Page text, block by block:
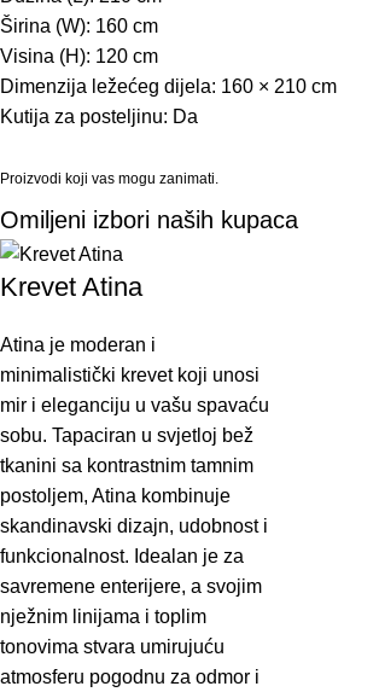
Širina (W): 160 cm
Visina (H): 120 cm
Dimenzija ležećeg dijela: 160 × 210 cm
Kutija za posteljinu: Da
Proizvodi koji vas mogu zanimati.
Omiljeni izbori naših kupaca
Krevet Atina
Atina je moderan i
minimalistički krevet koji unosi
mir i eleganciju u vašu spavaću
sobu. Tapaciran u svjetloj bež
tkanini sa kontrastnim tamnim
postoljem, Atina kombinuje
skandinavski dizajn, udobnost i
funkcionalnost. Idealan je za
savremene enterijere, a svojim
nježnim linijama i toplim
tonovima stvara umirujuću
atmosferu pogodnu za odmor i